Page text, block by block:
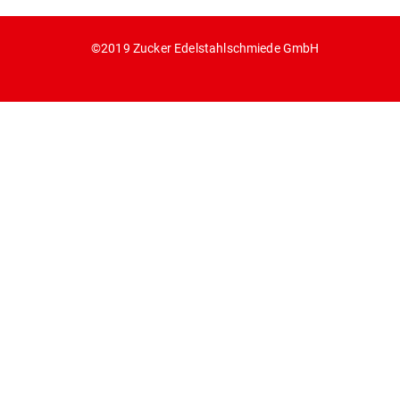
©2019 Zucker Edelstahlschmiede GmbH